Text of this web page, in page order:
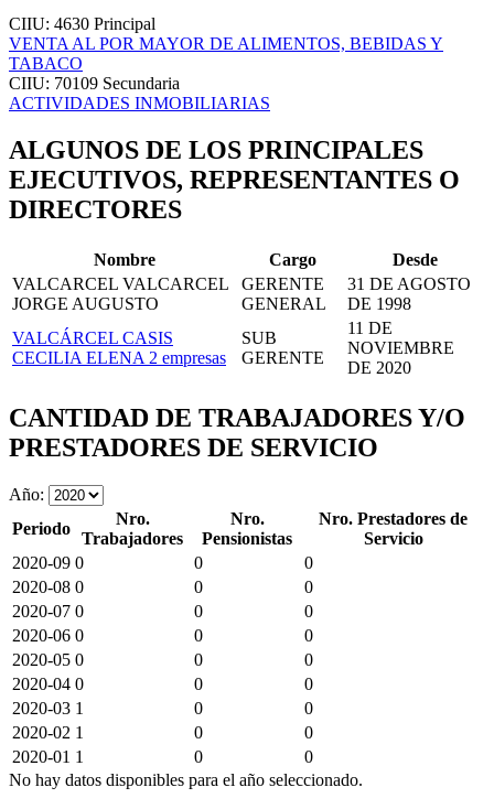
CIIU: 4630 Principal
VENTA AL POR MAYOR DE ALIMENTOS, BEBIDAS Y
TABACO
CIIU: 70109 Secundaria
ACTIVIDADES INMOBILIARIAS
ALGUNOS DE LOS PRINCIPALES
EJECUTIVOS, REPRESENTANTES O
DIRECTORES
Nombre Cargo
Desde
VALCARCEL VALCARCEL
JORGE AUGUSTO
GERENTE
GENERAL
31 DE AGOSTO
DE 1998
VALCÁRCEL CASIS
CECILIA ELENA 2 empresas
SUB
GERENTE
11 DE
NOVIEMBRE
DE 2020
CANTIDAD DE TRABAJADORES Y/O
PRESTADORES DE SERVICIO
Año:
Periodo
Nro.
Trabajadores
Nro.
Pensionistas
Nro. Prestadores de
Servicio
2020-09 0 0
0
2020-08 0 0
0
2020-07 0 0
0
2020-06 0 0
0
2020-05 0 0
0
2020-04 0 0
0
2020-03 1 0
0
2020-02 1 0
0
2020-01 1 0
0
No hay datos disponibles para el año seleccionado.